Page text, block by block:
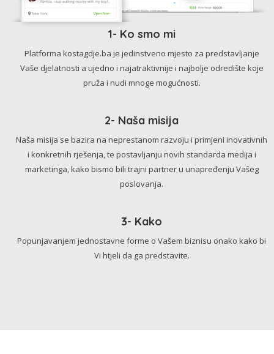
1- Ko smo mi
Platforma kostagdje.ba je jedinstveno mjesto za predstavljanje
Vaše djelatnosti a ujedno i najatraktivnije i najbolje odredište koje
pruža i nudi mnoge mogućnosti.
2- Naša misija
Naša misija se bazira na neprestanom razvoju i primjeni inovativnih
i konkretnih rješenja, te postavljanju novih standarda medija i
marketinga, kako bismo bili trajni partner u unapređenju Vašeg
poslovanja.
3- Kako
Popunjavanjem jednostavne forme o Vašem biznisu onako kako bi
Vi htjeli da ga predstavite.